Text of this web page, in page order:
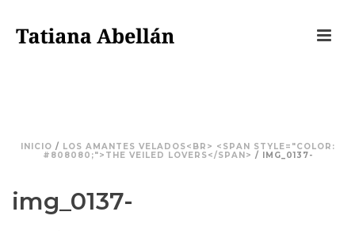
INICIO / LOS AMANTES VELADOS<BR> <SPAN STYLE="COLOR:
#808080;">THE VEILED LOVERS</SPAN> / IMG_0137-
img_0137-